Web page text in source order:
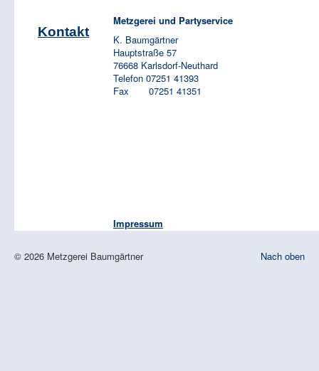
Kontakt
Metzgerei und Partyservice
K. Baumgärtner
Hauptstraße 57
76668 Karlsdorf-Neuthard
Telefon 07251 41393
Fax 07251 41351
Impressum
Nach oben
© 2026 Metzgerei Baumgärtner